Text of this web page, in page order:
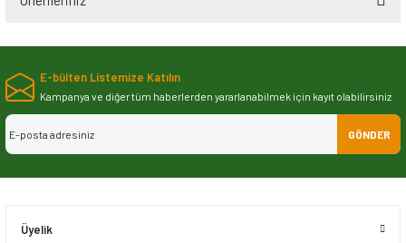
Bu ürünün fiyat bilgisi, resim, ürün açıklamalarında ve diğer konularda
iletebilirsiniz.
Görüş ve önerileriniz için teşekkür ederiz.
Ürün resmi kalitesiz, bozuk veya görüntülenemiyor.
E-bülten Listemize Katılın
Kampanya ve diğer tüm haberlerden yararlanabilmek için kayıt olabilirsiniz
GÖNDER
Üyelik